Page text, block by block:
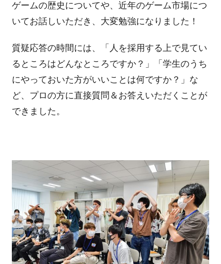
ゲームの歴史についてや、近年のゲーム市場につ
いてお話しいただき、大変勉強になりました！
質疑応答の時間には、「人を採用する上で見てい
るところはどんなところですか？」「学生のうち
にやっておいた方がいいことは何ですか？」な
ど、プロの方に直接質問＆お答えいただくことが
できました。